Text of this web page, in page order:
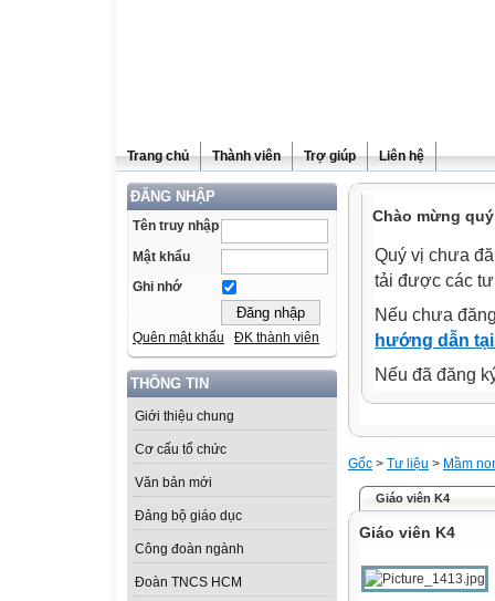
Trang chủ Thành viên Trợ giúp Liên hệ
ĐĂNG NHẬP
Tên truy nhập
Mật khẩu
Ghi nhớ
Quên mật khẩu ĐK thành viên
THÔNG TIN
Giới thiệu chung
Cơ cấu tổ chức
Văn bản mới
Đảng bộ giáo dục
Công đoàn ngành
Đoàn TNCS HCM
Chào mừng
Quý vị chưa
tải được các
Nếu chưa
hướng dẫn
Nếu đã đăng
Gốc > Tư liệu > Mầm
Giáo viên K4
Giáo viên K4